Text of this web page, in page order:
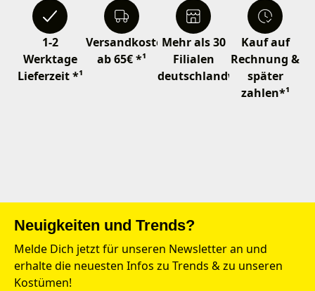
1-2
Werktage
Lieferzeit *¹
Versandkostenfrei
ab 65€ *¹
Mehr als 30
Filialen
deutschlandweit
Kauf auf
Rechnung &
später
zahlen*¹
Neuigkeiten und Trends?
Melde Dich jetzt für unseren Newsletter an und
erhalte die neuesten Infos zu Trends & zu unseren
Kostümen!